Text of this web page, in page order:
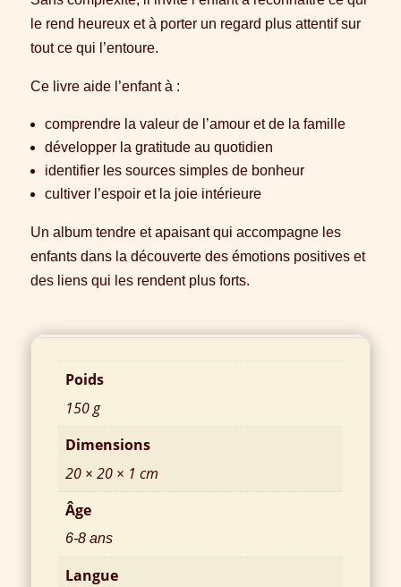
le rend heureux et à porter un regard plus attentif sur
tout ce qui l’entoure.
Ce livre aide l’enfant à :
comprendre la valeur de l’amour et de la famille
développer la gratitude au quotidien
identifier les sources simples de bonheur
cultiver l’espoir et la joie intérieure
Un album tendre et apaisant qui accompagne les
enfants dans la découverte des émotions positives et
des liens qui les rendent plus forts.
Poids
150 g
Dimensions
20 × 20 × 1 cm
Âge
6-8 ans
Langue